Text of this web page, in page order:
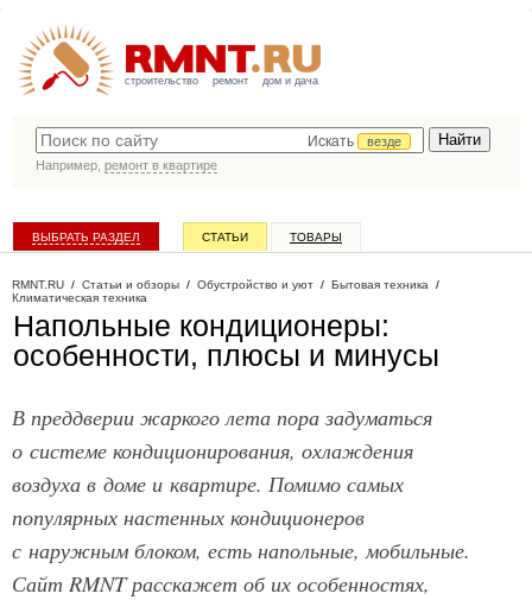
строительство ремонт дом и дача
Искать
везде
Например, ремонт в квартире
ВЫБРАТЬ РАЗДЕЛ СТАТЬИ ТОВАРЫ
RMNT.RU / Статьи и обзоры / Обустройство и уют / Бытовая техника /
Климатическая техника
Напольные кондиционеры:
особенности, плюсы и минусы
В преддверии жаркого лета пора задуматься
о системе кондиционирования, охлаждения
воздуха в доме и квартире. Помимо самых
популярных настенных кондиционеров
с наружным блоком, есть напольные, мобильные.
Сайт RMNT расскажет об их особенностях,